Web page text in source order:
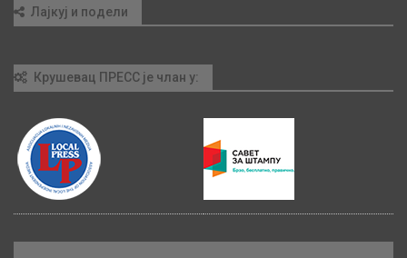
Лајкуј и подели
Крушевац ПРЕСС је члан у: